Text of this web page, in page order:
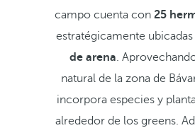
campo cuenta con 25
estratégicamente ubicadas
de arena.
natural de la zona de
incorpora especies y
alrededor de los greens.